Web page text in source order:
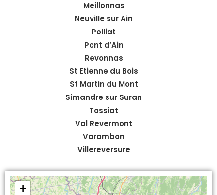
Meillonnas
Neuville sur Ain
Polliat
Pont d’Ain
Revonnas
St Etienne du Bois
St Martin du Mont
Simandre sur Suran
Tossiat
Val Revermont
Varambon
Villereversure
+